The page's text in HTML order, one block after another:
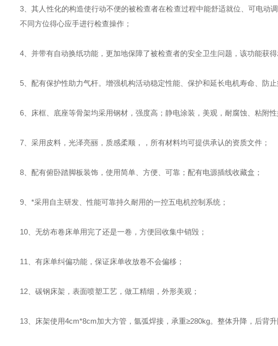
3、其人性化的构造使行动不便的被检查者在检查过程中能舒适就位、可电动
不同方位得心应手进行检查操作；
4、并带有自动换纸功能，更加地保障了被检查者的安全卫生问题，该功能获得
5、配有保护性助力气杆。增强机构活动稳定性能、保护和延长电机寿命、防
6、床框、底座等骨架均采用钢材，强度高；静电涂装，美观，耐腐蚀、粘附性
7、采用皮料，光泽亮丽，质感柔顺，，所有材料均可提供承认的资质文件；
8、配有俯卧踏脚板装饰，使用简单、方便、可靠；配有电源插线收藏盒；
9、*采用自主研发、性能可靠持久耐用的一控五电机控制系统；
10、无纺布卷床单用完了还是一卷，方便回收集中销毁；
11、有床单纠偏功能，保证床单收放卷不会偏移；
12、碳钢床架，表面喷塑工艺，做工精细，外形美观；
13、床架使用4cm*8cm加大方管，氩弧焊接，承重≥280kg。整体升降，后背